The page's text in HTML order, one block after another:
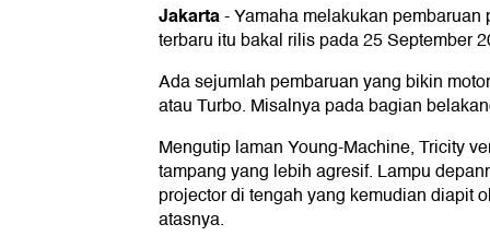
Jakarta-Yamaha melakukan pembaruan
terbaru itu bakal rilis pada 25 September
Ada sejumlah pembaruan yang bikin
atau Turbo. Misalnya pada bagian
Mengutip laman Young-Machine, Tricity
tampang yang lebih agresif. Lampu
projector di tengah yang kemudian diapit
atasnya.